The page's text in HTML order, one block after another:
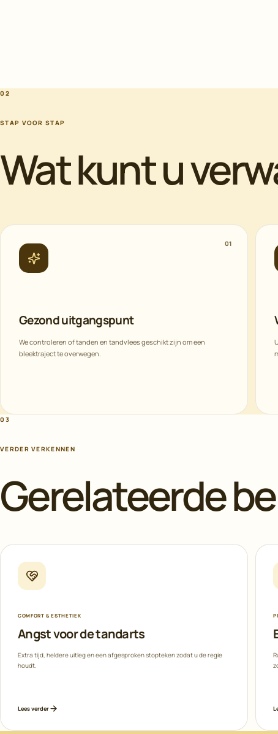
02
STAP VOOR STAP
Wat kunt u
01
Gezond uitgangspunt
We controleren of tanden en tandvlees geschikt zijn om een
bleektraject te overwegen.
03
VERDER VERKENNEN
Gerelateerde
COMFORT & ESTHETIEK
Angst voor de tandarts
Extra tijd, heldere uitleg en een afgesproken stopteken zodat u de regie
houdt.
Lees verder